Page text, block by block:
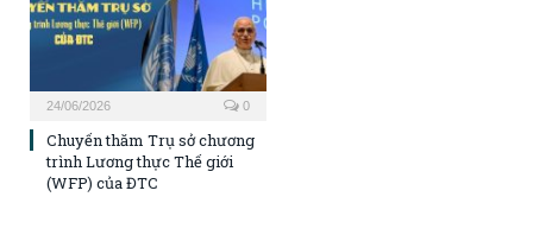
24/06/2026 0
Chuyến thăm Trụ sở chương
trình Lương thực Thế giới
(WFP) của ĐTC